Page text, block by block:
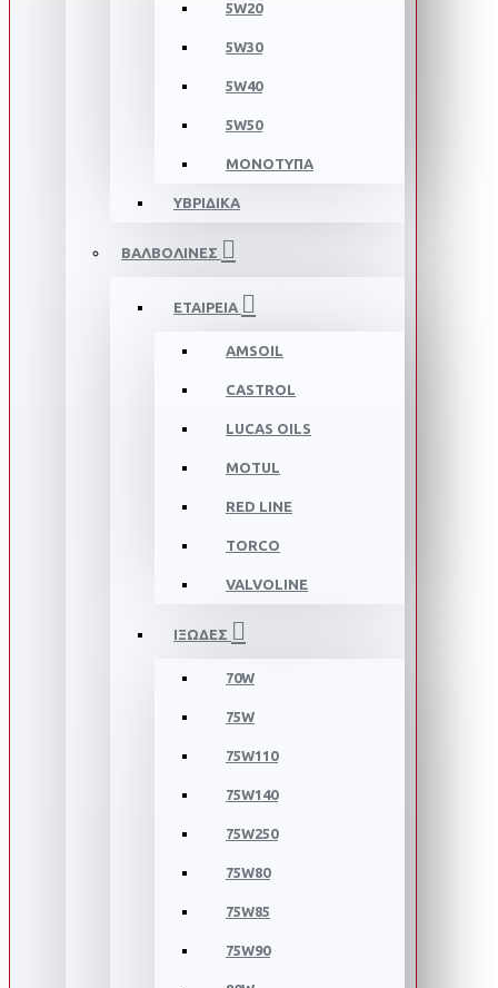
5W20
5W30
5W40
5W50
ΜΟΝΟΤΥΠΑ
ΥΒΡΙΔΙΚΑ
ΒΑΛΒΟΛΙΝΕΣ
ΕΤΑΙΡΕΙΑ
AMSOIL
CASTROL
LUCAS OILS
MOTUL
RED LINE
TORCO
VALVOLINE
ΙΞΩΔΕΣ
70W
75W
75W110
75W140
75W250
75W80
75W85
75W90